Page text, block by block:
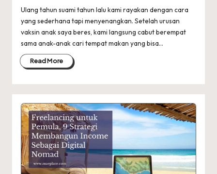
Ulang tahun suami tahun lalu kami rayakan dengan cara
yang sederhana tapi menyenangkan. Setelah urusan
vaksin anak saya beres, kami langsung cabut berempat
sama anak-anak cari tempat makan yang bisa…
Read More